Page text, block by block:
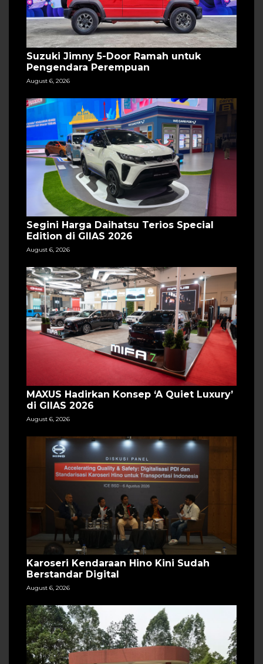
Suzuki Jimny 5-Door Ramah untuk
Pengendara Perempuan
August 6, 2026
Segini Harga Daihatsu Terios Special
Edition di GIIAS 2026
August 6, 2026
MAXUS Hadirkan Konsep ‘A Quiet Luxury’
di GIIAS 2026
August 6, 2026
Karoseri Kendaraan Hino Kini Sudah
Berstandar Digital
August 6, 2026